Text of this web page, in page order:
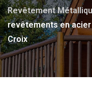
Revêtement
revêtements en acier
Croix